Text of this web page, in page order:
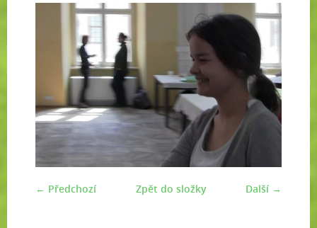
← Předchozí Další →
Zpět do složky